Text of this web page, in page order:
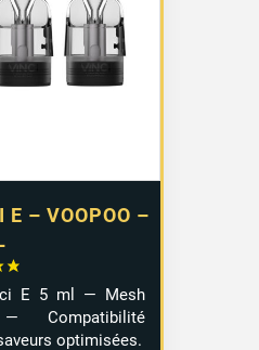
E – VOOPOO –
E 5 ml — Mesh
Compatibilité
optimisées.